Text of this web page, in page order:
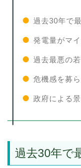
過去30年で
発電量がマ
過去最悪の
危機感を募
政府による
過去30年で